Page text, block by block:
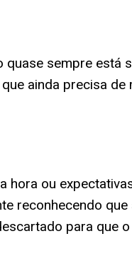
sempre
ainda precisa
ou
reconhecendo
para que